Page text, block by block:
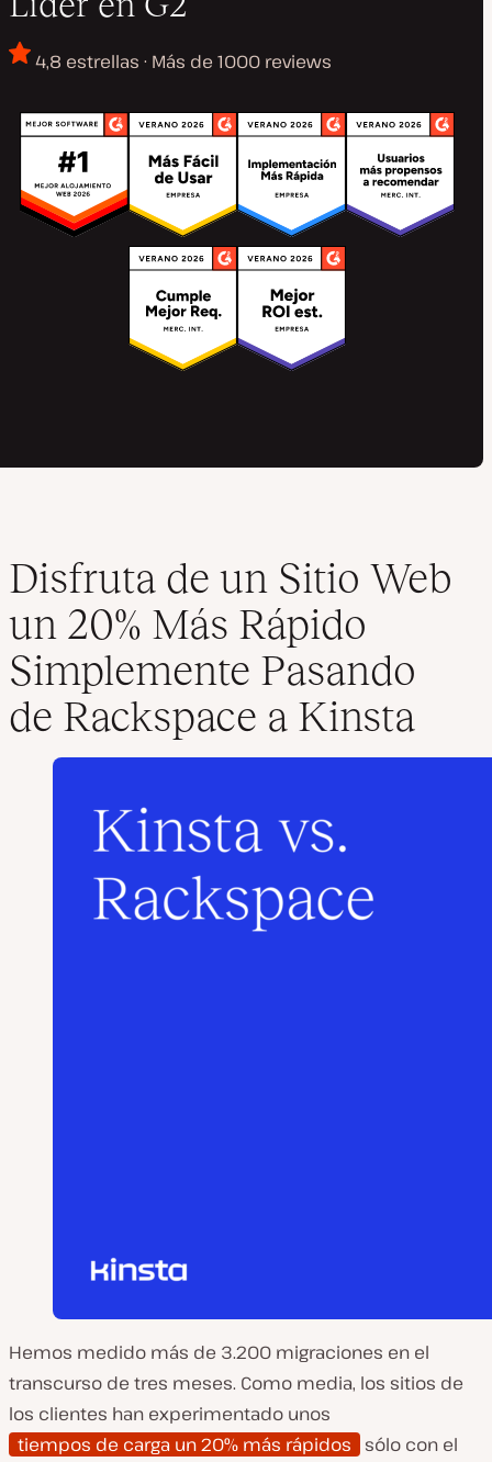
4,8 estrellas · Más de 1000 reviews
Disfruta de un Sitio Web
un 20% Más Rápido
Simplemente Pasando
de Rackspace a Kinsta
Hemos medido más de 3.200 migraciones en el
transcurso de tres meses. Como media, los sitios de
los clientes han experimentado unos
tiempos de carga un 20% más rápidos
sólo con el